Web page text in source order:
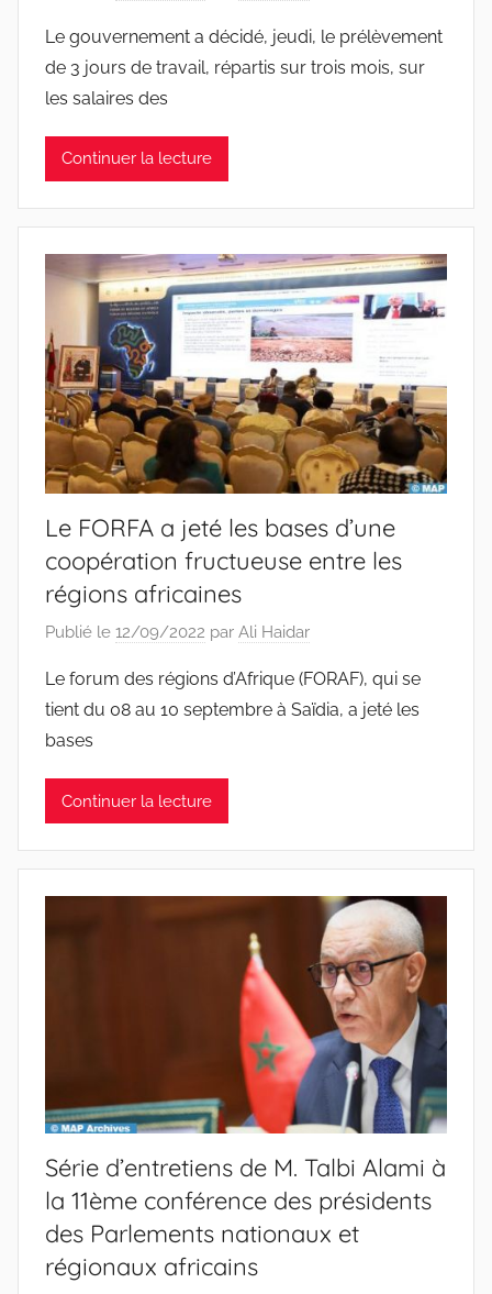
Le gouvernement a décidé, jeudi, le prélèvement
de 3 jours de travail, répartis sur trois mois, sur
les salaires des
Continuer la lecture
Le FORFA a jeté les bases d’une
coopération fructueuse entre les
régions africaines
Publié le 12/09/2022 par Ali Haidar
Le forum des régions d’Afrique (FORAF), qui se
tient du 08 au 10 septembre à Saïdia, a jeté les
bases
Continuer la lecture
Série d’entretiens de M. Talbi Alami à
la 11ème conférence des présidents
des Parlements nationaux et
régionaux africains